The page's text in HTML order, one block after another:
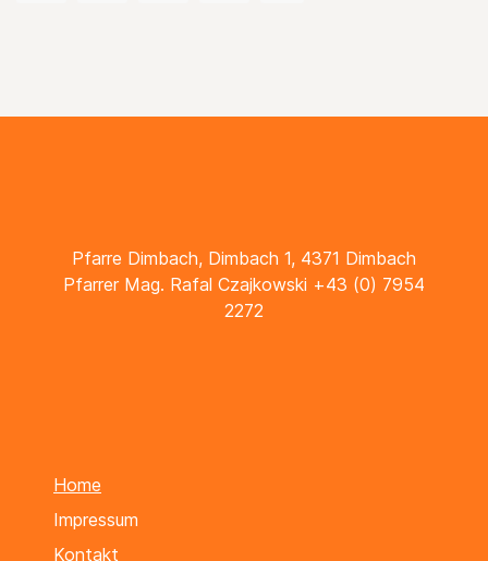
Pfarre Dimbach, Dimbach 1, 4371 Dimbach
Pfarrer Mag. Rafal Czajkowski +43 (0) 7954
2272
Home
Impressum
Kontakt